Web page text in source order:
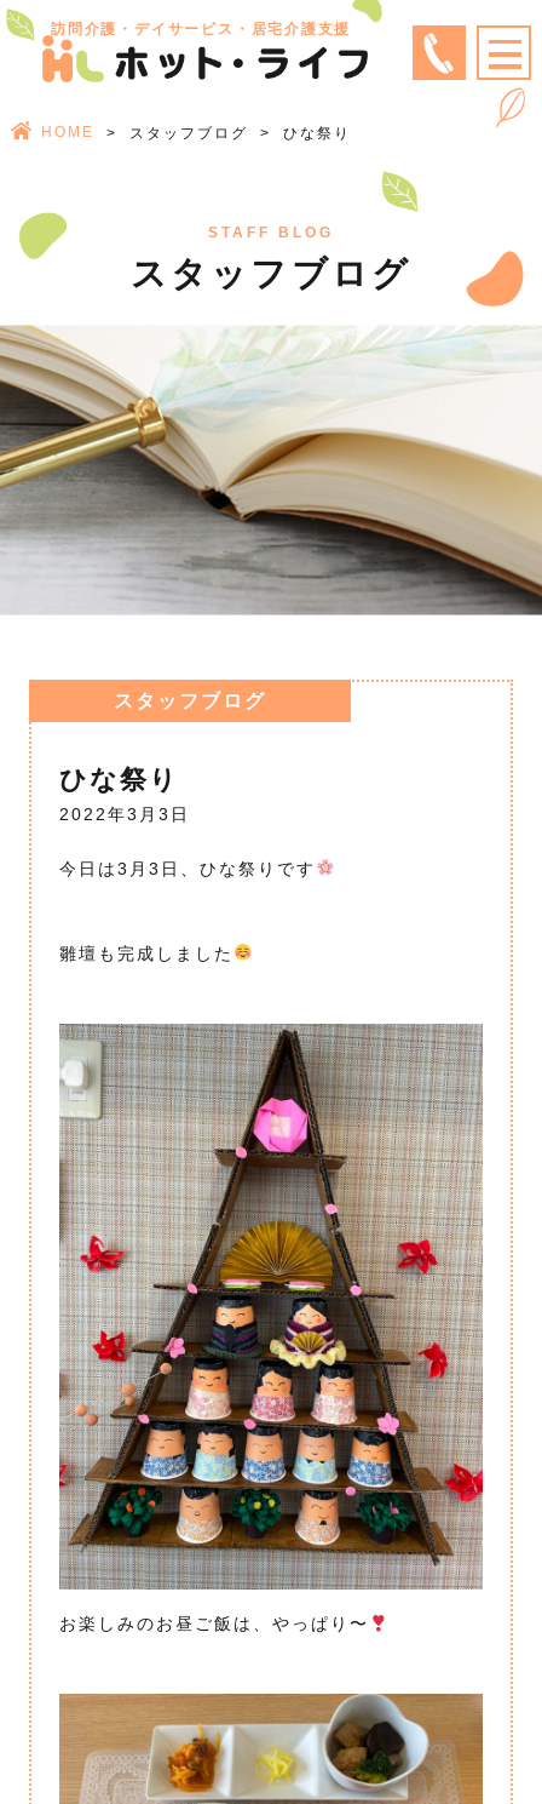
訪問介護・デイサービス・居宅介護支援
HOME スタッフブログ ひな祭り
STAFF BLOG
スタッフブログ
スタッフブログ
ひな祭り
2022年3月3日
今日は3月3日、ひな祭りです
雛壇も完成しました
お楽しみのお昼ご飯は、やっぱり〜